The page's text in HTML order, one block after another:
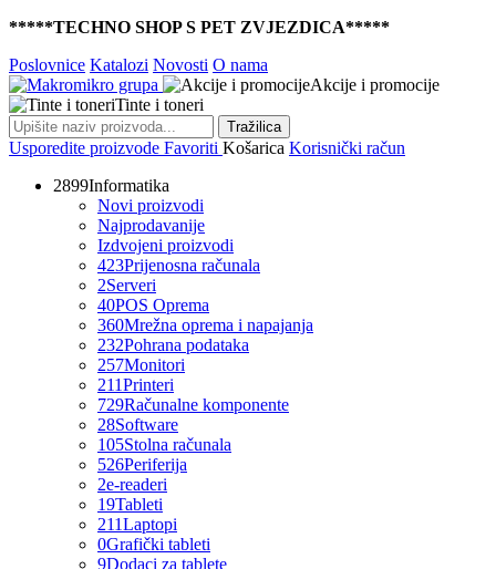
*****TECHNO SHOP S PET ZVJEZDICA*****
Poslovnice Katalozi Novosti O nama
Akcije i promocije
Tinte i toneri
Tražilica
Usporedite proizvode Favoriti Košarica Korisnički račun
2899Informatika
Novi proizvodi
Najprodavanije
Izdvojeni proizvodi
423Prijenosna računala
2Serveri
40POS Oprema
360Mrežna oprema i napajanja
232Pohrana podataka
257Monitori
211Printeri
729Računalne komponente
28Software
105Stolna računala
526Periferija
2e-readeri
19Tableti
211Laptopi
0Grafički tableti
9Dodaci za tablete